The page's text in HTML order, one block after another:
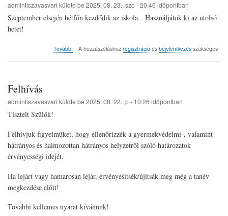
admintiszavasvari küldte be 2025. 08. 23., szo - 20:46 időpontban
Szeptember elsején hétfőn kezdődik az iskola. Használjátok ki az utolsó
hetet!
Tovább
(Kedves
A hozzászóláshoz regisztrációés bejelentkezésszükséges
Felhívás
admintiszavasvari küldte be 2025. 08. 22., p - 10:26 időpontban
Tisztelt Szülők!
Felhívjuk figyelmüket, hogy ellenőrizzék a gyermekvédelmi-, valamint
hátrányos és halmozottan hátrányos helyzetről szóló határozatok
érvényességi idejét.
Ha lejárt vagy hamarosan lejár, érvényesítsék/újítsák meg még a tanév
megkezdése előtt!
További kellemes nyarat kívánunk!